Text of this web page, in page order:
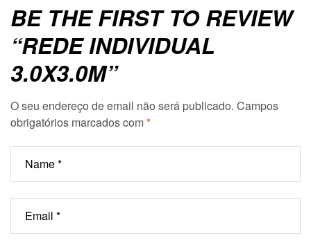
BE THE FIRST TO REVIEW
“REDE INDIVIDUAL
3.0X3.0M”
O seu endereço de email não será publicado. Campos
obrigatórios marcados com*